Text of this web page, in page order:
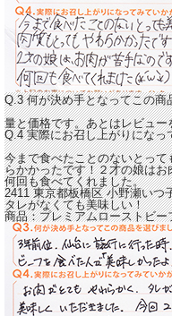
Q.3 何が決め手となってこの商
量と価格です。あとはレビュー
Q.4 実際にお召し上がりになっ
今まで食べたことのないとっ
らかかったです！２才の娘は
何回も食べてくれました。
2411 東京都板橋区小野瀬いつ
タレがなくても美味しい！
商品：プレミアムローストビー